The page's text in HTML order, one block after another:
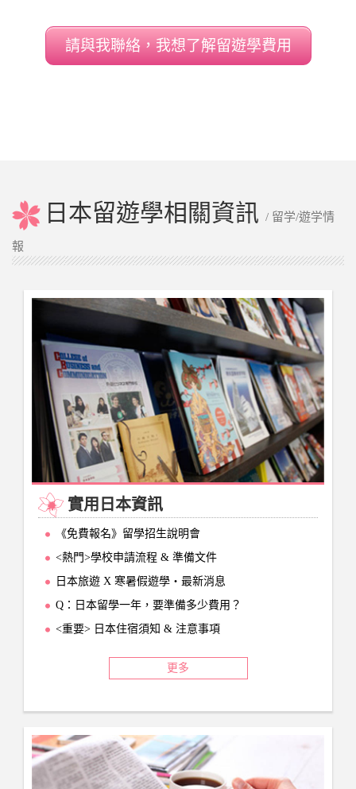
驗豐富的工作人員不只在言語面給予協助也能
幫忙解決生活上的疑難雜症。全員都曾是海外
請與我聯絡，我想了解留遊學費用
日本留遊學相關資訊 / 留学/遊学情
報
實用日本資訊
《免費報名》留學招生說明會
<熱門>學校申請流程 & 準備文件
日本旅遊 X 寒暑假遊學‧最新消息
Q：日本留學一年，要準備多少費用？
<重要> 日本住宿須知 & 注意事項
更多